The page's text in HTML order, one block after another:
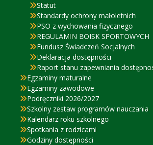
Statut
Standardy ochrony małoletnich
PSO z wychowania fizycznego
REGULAMIN BOISK SPORTOWYCH
Fundusz Świadczeń Socjalnych
Deklaracja dostępności
Raport stanu zapewniania
Egzaminy maturalne
Egzaminy zawodowe
Podręczniki 2026/2027
Szkolny zestaw programów nauczania
Kalendarz roku szkolnego
Spotkania z rodzicami
Godziny dostępności